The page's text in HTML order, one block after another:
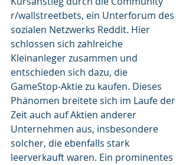
r/wallstreetbets, ein Unterforum des
sozialen Netzwerks Reddit. Hier
schlossen sich zahlreiche
Kleinanleger zusammen und
entschieden sich dazu, die
GameStop-Aktie zu kaufen. Dieses
Phänomen breitete sich im Laufe der
Zeit auch auf Aktien anderer
Unternehmen aus, insbesondere
solcher, die ebenfalls stark
leerverkauft waren. Ein prominentes